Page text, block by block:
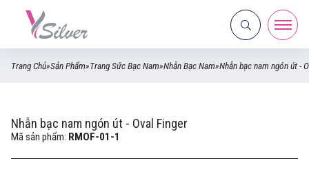
Trang Chủ»Sản Phẩm»Trang Sức Bạc Nam»Nhẫn Bạc Nam»Nhẫn bạc nam ngón út -
Nhẫn bạc nam ngón út - Oval Finger
Mã sản phẩm: RMOF-01-1